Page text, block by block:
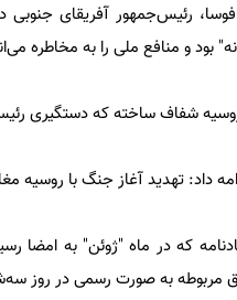
رئیس‌جمهور آفریقای
بود و منافع ملی را به مخاطره
شفاف ساخته که دستگیری
داد: تهدید آغاز جنگ با روسیه
که در ماه "ژوئن" به امضا
مربوطه به صورت رسمی در روز